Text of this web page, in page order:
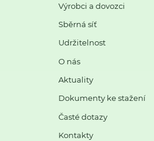
Výrobci a dovozci
Sběrná síť
Udržitelnost
O nás
Aktuality
Dokumenty ke stažení
Časté dotazy
Kontakty